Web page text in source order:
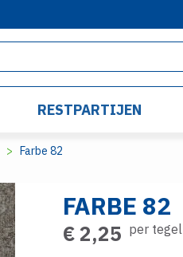
RESTPARTIJEN
Farbe 82
FARBE 82
€ 2,25 per tegel